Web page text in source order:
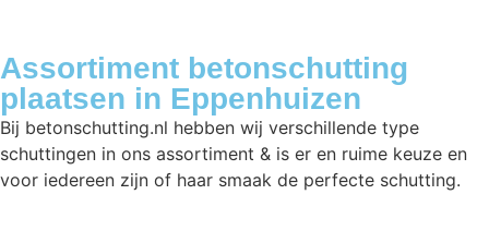
Assortiment betonschutting
plaatsen in Eppenhuizen
Bij betonschutting.nl hebben wij verschillende type
schuttingen in ons assortiment & is er en ruime keuze en
voor iedereen zijn of haar smaak de perfecte schutting.